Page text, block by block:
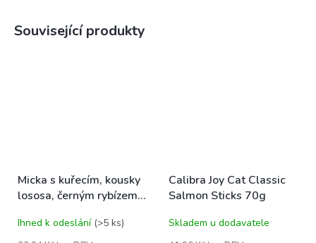
Související produkty
Micka s kuřecím, kousky
lososa, černým rybízem a
Ihned k odeslání (>5 ks)
Calibra Joy Cat Classic
Salmon Sticks 70g
Skladem u dodavatele